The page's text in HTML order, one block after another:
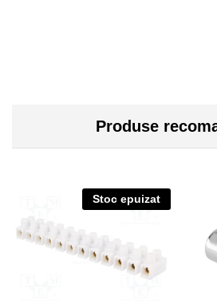
Produse
Stoc epuizat